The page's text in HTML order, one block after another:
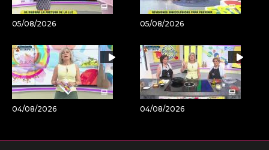
05/08/2026 05/08/2026
04/08/2026 04/08/2026